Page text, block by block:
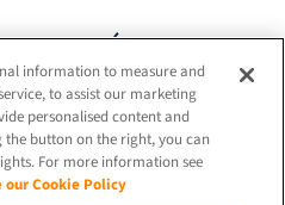
!
de confidentialité
information to measure and
to assist our marketing
personalised content and
the button on the right, you can
For more information see
our Cookie Policy